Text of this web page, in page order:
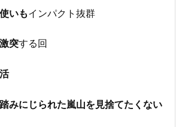
いもインパクト抜群
突する回
みにじられた嵐山を見捨てたくない